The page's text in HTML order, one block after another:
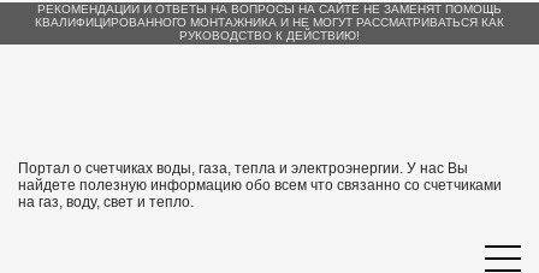
РЕКОМЕНДАЦИИ И ОТВЕТЫ НА ВОПРОСЫ НА САЙТЕ НЕ ЗАМЕНЯТ ПОМОЩЬ
КВАЛИФИЦИРОВАННОГО МОНТАЖНИКА И НЕ МОГУТ РАССМАТРИВАТЬСЯ КАК
РУКОВОДСТВО К ДЕЙСТВИЮ!
Портал о счетчиках воды, газа, тепла и электроэнергии. У нас Вы
найдете полезную информацию обо всем что связанно со счетчиками
на газ, воду, свет и тепло.